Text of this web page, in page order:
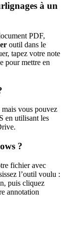
à un
PDF,
outil dans le
tapez votre note
pour mettre en
vous pouvez
en utilisant les
?
fichier avec
l’outil voulu :
puis cliquez
annotation